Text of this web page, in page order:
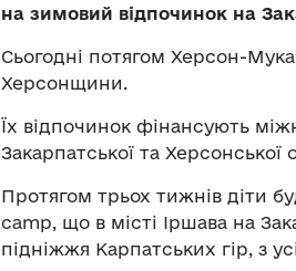
на зимовий відпочинок на
Сьогодні потягом Херсон-
Херсонщини.
Їх відпочинок фінансують
Закарпатської та Херсонської
Протягом трьох тижнів діти
camp, що в місті Іршава на
підніжжя Карпатських гір, з